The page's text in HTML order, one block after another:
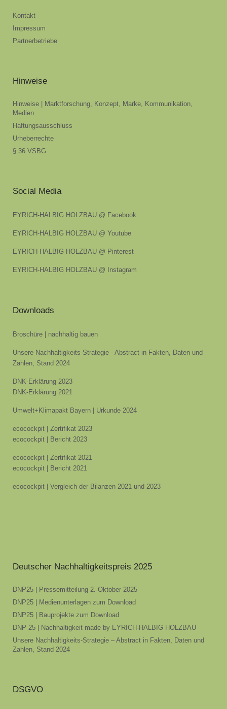
Kontakt
Impressum
Partnerbetriebe
Hinweise
Hinweise | Marktforschung, Konzept, Marke, Kommunikation,
Medien
Haftungsausschluss
Urheberrechte
§ 36 VSBG
Social Media
EYRICH-HALBIG HOLZBAU @ Facebook
EYRICH-HALBIG HOLZBAU @ Youtube
EYRICH-HALBIG HOLZBAU @ Pinterest
EYRICH-HALBIG HOLZBAU @ Instagram
Downloads
Broschüre | nachhaltig bauen
Unsere Nachhaltigkeits-Strategie - Abstract in Fakten, Daten und
Zahlen, Stand 2024
DNK-Erklärung 2023
DNK-Erklärung 2021
Umwelt+Klimapakt Bayern | Urkunde 2024
ecocockpit | Zertifikat 2023
ecocockpit | Bericht 2023
ecocockpit | Zertifikat 2021
ecocockpit | Bericht 2021
ecocockpit | Vergleich der Bilanzen 2021 und 2023
Deutscher Nachhaltigkeitspreis 2025
DNP25 | Pressemitteilung 2. Oktober 2025
DNP25 | Medienunterlagen zum Download
DNP25 | Bauprojekte zum Download
DNP 25 | Nachhaltigkeit made by EYRICH-HALBIG HOLZBAU
Unsere Nachhaltigkeits-Strategie – Abstract in Fakten, Daten und
Zahlen, Stand 2024
DSGVO